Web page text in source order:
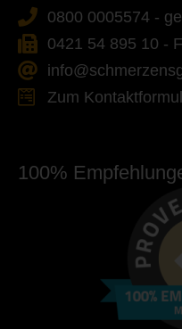
0800 0005574 -
0421 54 895 10 -
Zum
100%